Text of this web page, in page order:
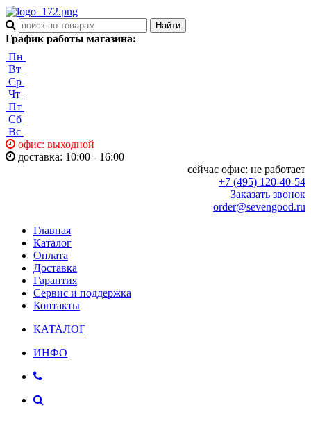
График работы магазина:
Пн
Вт
Ср
Чт
Пт
Сб
Вс
офис: выходной
доставка: 10:00 - 16:00
сейчас офис: не работает
+7 (495) 120-40-54
Заказать звонок
order@sevengood.ru
Главная
Каталог
Оплата
Доставка
Гарантия
Сервис и поддержка
Контакты
КАТАЛОГ
ИНФО